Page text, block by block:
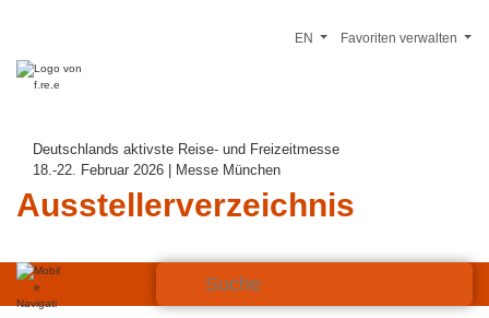
Deutschlands aktivste Reise- und Freizeitmesse
18.-22. Februar 2026 | Messe München
Ausstellerverzeichnis
Favoriten verwalten
EN